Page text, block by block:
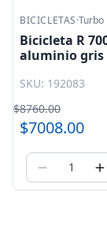
BICICLETAS·Turbo
Bicicleta R
aluminio gris
SKU: 192083
$8760.00
$7008.00